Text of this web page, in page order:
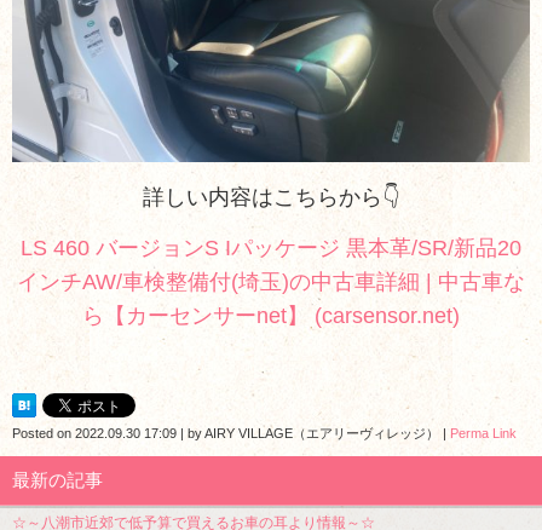
詳しい内容はこちらから👇
LS 460 バージョンS Iパッケージ 黒本革/SR/新品20
インチAW/車検整備付(埼玉)の中古車詳細 | 中古車な
ら【カーセンサーnet】 (carsensor.net)
Posted on 2022.09.30 17:09 | byAIRY VILLAGE（エアリーヴィレッジ） | Perma Link
最新の記事
☆～八潮市近郊で低予算で買えるお車の耳より情報～☆